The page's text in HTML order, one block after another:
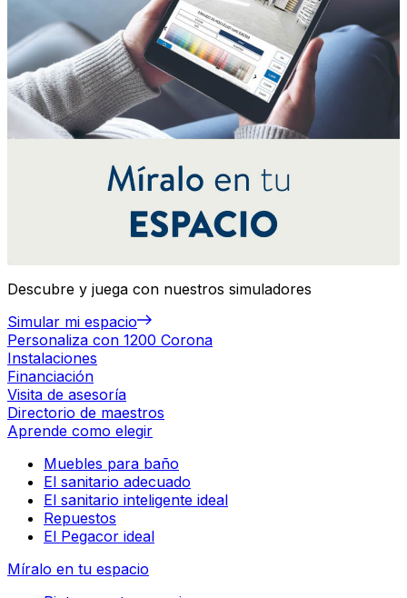
Descubre y juega con nuestros simuladores
Simular mi espacio
Personaliza con 1200 Corona
Instalaciones
Financiación
Visita de asesoría
Directorio de maestros
Aprende como elegir
Muebles para baño
El sanitario adecuado
El sanitario inteligente ideal
Repuestos
El Pegacor ideal
Míralo en tu espacio